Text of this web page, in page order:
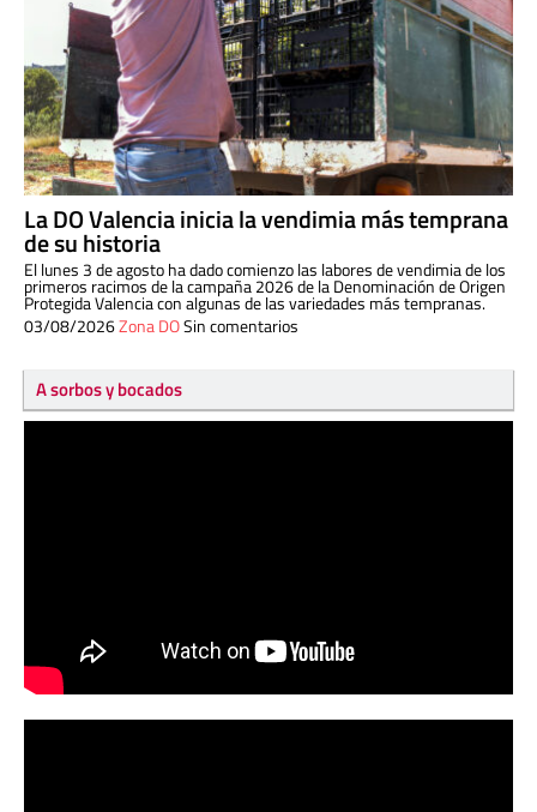
La DO Valencia inicia la vendimia más temprana
de su historia
El lunes 3 de agosto ha dado comienzo las labores de vendimia de los
primeros racimos de la campaña 2026 de la Denominación de Origen
Protegida Valencia con algunas de las variedades más tempranas.
03/08/2026Zona DOSin comentarios
A sorbos y bocados